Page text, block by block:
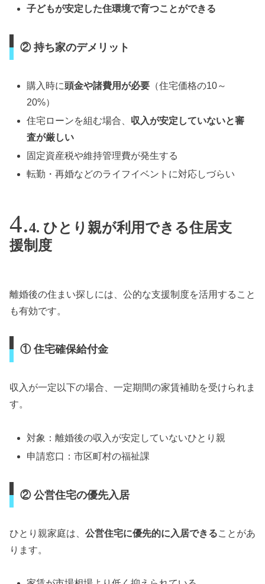
子どもが安定した住環境で育つことができる
② 持ち家のデメリット
購入時に頭金や諸費用が必要 （住宅価格の10～
20%）
住宅ローンを組む場合、 収入が安定していないと審
査が厳しい
固定資産税や維持管理費が発生する
転勤・再婚などのライフイベントに対応しづらい
4. ひとり親が利用できる住居支
援制度
離婚後の住まい探しには、公的な支援制度を活用すること
も有効です。
① 住宅確保給付金
収入が一定以下の場合、一定期間の家賃補助を受けられま
す。
対象：離婚後の収入が安定していないひとり親
申請窓口：市区町村の福祉課
② 公営住宅の優先入居
ひとり親家庭は、 公営住宅に優先的に入居できることがあ
ります。